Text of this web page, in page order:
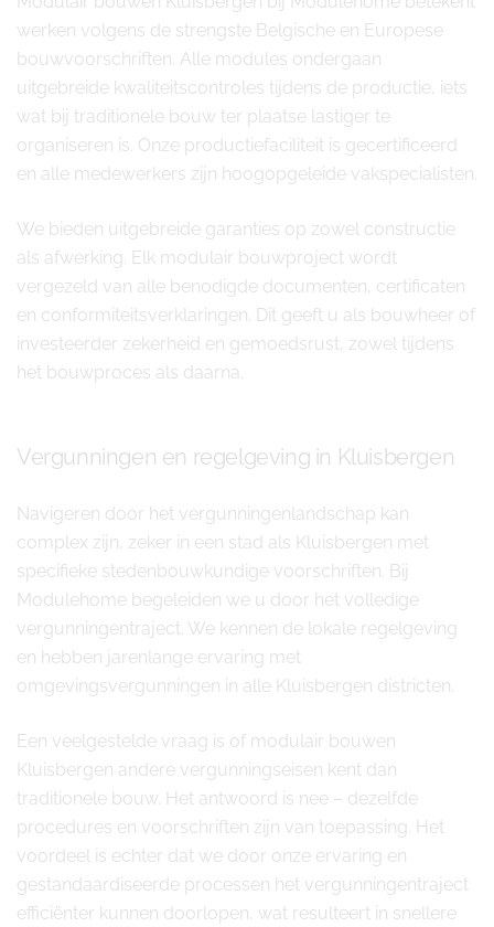
werken volgens de strengste Belgische en Europese
bouwvoorschriften. Alle modules ondergaan
uitgebreide kwaliteitscontroles tijdens de productie, iets
wat bij traditionele bouw ter plaatse lastiger te
organiseren is. Onze productiefaciliteit is gecertificeerd
en alle medewerkers zijn hoogopgeleide vakspecialisten.
We bieden uitgebreide garanties op zowel constructie
als afwerking. Elk modulair bouwproject wordt
vergezeld van alle benodigde documenten, certificaten
en conformiteitsverklaringen. Dit geeft u als bouwheer of
investeerder zekerheid en gemoedsrust, zowel tijdens
het bouwproces als daarna.
Vergunningen en regelgeving in Kluisbergen
Navigeren door het vergunningenlandschap kan
complex zijn, zeker in een stad als Kluisbergen met
specifieke stedenbouwkundige voorschriften. Bij
Modulehome begeleiden we u door het volledige
vergunningentraject. We kennen de lokale regelgeving
en hebben jarenlange ervaring met
omgevingsvergunningen in alle Kluisbergen districten.
Een veelgestelde vraag is of modulair bouwen
Kluisbergen andere vergunningseisen kent dan
traditionele bouw. Het antwoord is nee – dezelfde
procedures en voorschriften zijn van toepassing. Het
voordeel is echter dat we door onze ervaring en
gestandaardiseerde processen het vergunningentraject
efficiënter kunnen doorlopen, wat resulteert in snellere